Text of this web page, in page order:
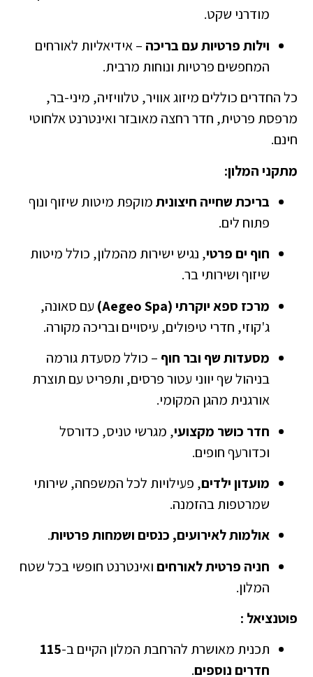
מודרני שקט.
וילות פרטיות עם בריכה – אידיאליות לאורחים
המחפשים פרטיות ונוחות מרבית.
כל החדרים כוללים מיזוג אוויר, טלוויזיה, מיני-בר,
מרפסת פרטית, חדר רחצה מאובזר ואינטרנט אלחוטי
חינם.
מתקני המלון:
בריכת שחייה חיצוניתמוקפת מיטות שיזוף ונוף
פתוח לים.
חוף ים פרטי, נגיש ישירות מהמלון, כולל מיטות
שיזוף ושירותי בר.
מרכז ספא יוקרתי (Aegeo Spa)
עם סאונה,
ג'קוזי, חדרי טיפולים, עיסויים ובריכה מקורה.
מסעדות שף ובר חוף – כולל מסעדת גורמה
בניהול שף יווני עטור פרסים, ותפריט עם תוצרת
אורגנית מהגן המקומי.
חדר כושר מקצועי, מגרשי טניס, כדורסל
וכדורעף חופים.
מועדון ילדים, פעילויות לכל המשפחה, שירותי
שמרטפות בהזמנה.
אולמות לאירועים, כנסים ושמחות פרטיות.
חניה פרטית לאורחיםואינטרנט חופשי בכל שטח
המלון.
פוטנציאל :
תכנית מאושרת להרחבת המלון הקיים ב-115
חדרים נוספים.